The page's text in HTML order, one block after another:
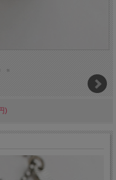
)